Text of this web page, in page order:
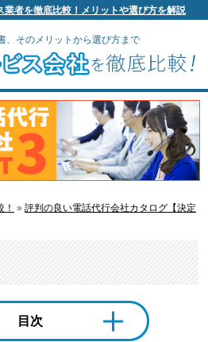
業者を徹底比較！メリットや選び方を解説
、そのメリットから選び方まで
» 評判の良い電話代行会社カタログ【決定
目次